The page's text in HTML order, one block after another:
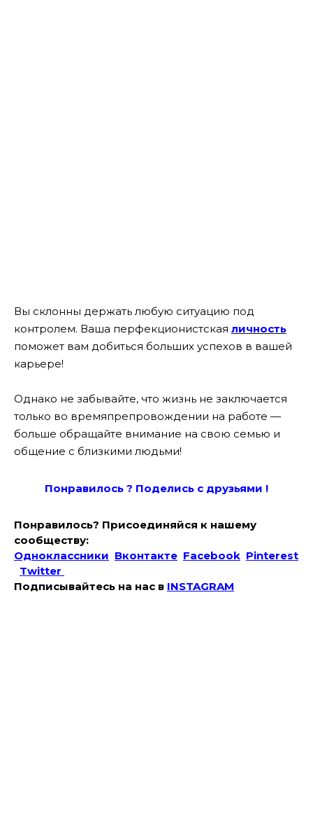
Вы склонны держать любую ситуацию под
контролем. Ваша перфекционистская личность
поможет вам добиться больших успехов в вашей
карьере!
Однако не забывайте, что жизнь не заключается
только во времяпрепровождении на работе —
больше обращайте внимание на свою семью и
общение с близкими людьми!
Понравилось ? Поделись с друзьями !
Понравилось? Присоединяйся к нашему
сообществу:
Одноклассники Вконтакте Facebook Pinterest
Twitter
Подписывайтесь на наc в INSTAGRAM